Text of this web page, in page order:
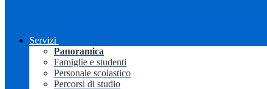
Servizi
Panoramica
Famiglie e studenti
Personale scolastico
Percorsi di studio